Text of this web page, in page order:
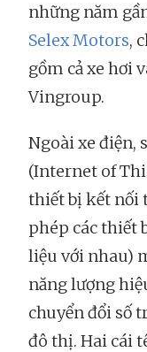
những năm
Selex Motors,
gồm cả xe hơi
Vingroup.
Ngoài xe điện,
(Internet of
thiết bị kết nối
phép các thiết
liệu với nhau)
năng lượng
chuyển đổi số
đô thị. Hai cái